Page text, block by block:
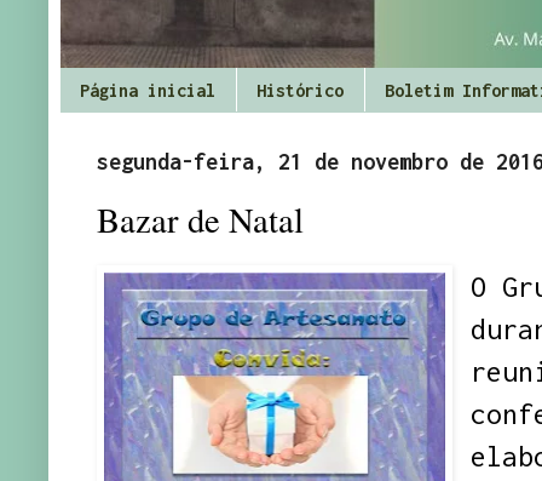
Página inicial Histórico Boletim
segunda-feira, 21 de novembro de
Bazar de Natal
O